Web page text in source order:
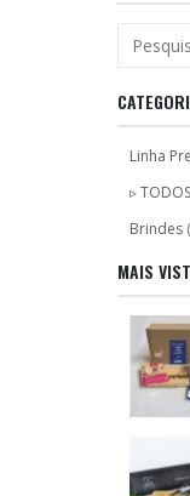
Linha
▹ TODOS
Brindes
MAIS